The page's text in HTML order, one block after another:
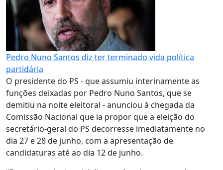
Pedro Nuno Santos diz ter terminado vida política
partidária
O presidente do PS - que assumiu interinamente as
funções deixadas por Pedro Nuno Santos, que se
demitiu na noite eleitoral - anunciou à chegada da
Comissão Nacional que ia propor que a eleição do
secretário-geral do PS decorresse imediatamente no
dia 27 e 28 de junho, com a apresentação de
candidaturas até ao dia 12 de junho.